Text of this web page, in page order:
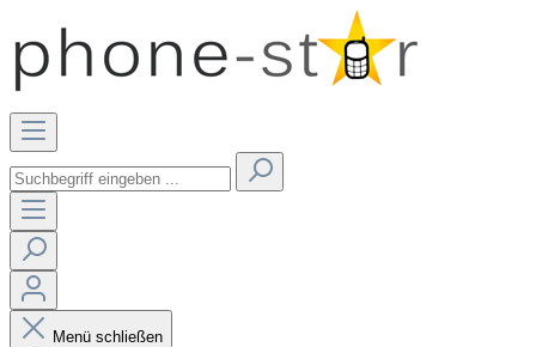
Menü schließen